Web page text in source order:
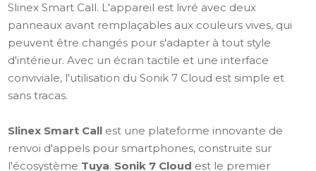
Slinex Smart Call. L'appareil est livré avec deux
panneaux avant remplaçables aux couleurs vives, qui
peuvent être changés pour s'adapter à tout style
d'intérieur. Avec un écran tactile et une interface
conviviale, l'utilisation du Sonik 7 Cloud est simple et
sans tracas.
Slinex Smart Call est une plateforme innovante de
renvoi d'appels pour smartphones, construite sur
l'écosystème Tuya. Sonik 7 Cloud est le premier